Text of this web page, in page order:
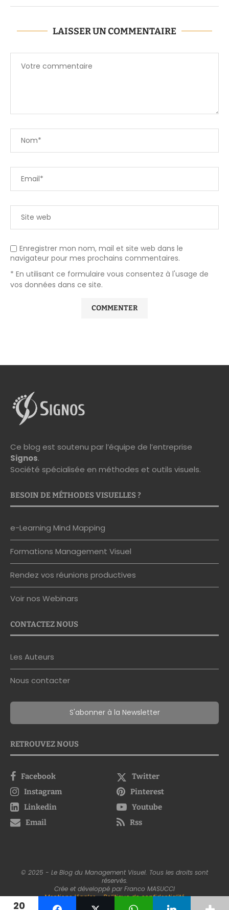
LAISSER UN COMMENTAIRE
Enregistrer mon nom, mail et site web dans le
navigateur pour mes prochains commentaires.
* En utilisant ce formulaire vous consentez à l'usage de
vos données dans ce site.
Ce blog est soutenu par l’équipe de l’entreprise
Signos.
Société spécialisée en méthodes et outils visuels.
BESOIN DE MÉTHODES VISUELLES ?
e-Learning Mind Mapping
Formations Management Visuel
Rendez vos réunions productives
Voir nos Webinars
CONTACTEZ NOUS
Les Auteurs
Nous contacter
S'abonner à la Newsletter
RETROUVEZ NOUS
Facebook
Twitter
Instagram
Pinterest
Linkedin
Youtube
Email
Rss
© 2025 - Le Blog du Management Visuel. Tous les droits sont
réservés.
Crée et développé par Franco MASUCCI
Mentions légales-Politique de confidentialité
20